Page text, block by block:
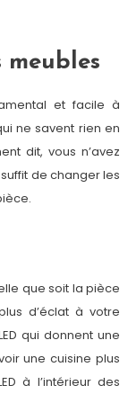
et facile à
ne savent rien en
dit, vous n’avez
de changer les
que soit la pièce
d’éclat à votre
qui donnent une
une cuisine plus
à l’intérieur des